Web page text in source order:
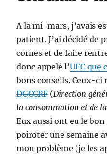
A la mi-mars, j’avais
patient. J’ai décidé de
cornes et de faire
donc appelé l’UFC que
bons conseils. Ceux-ci
DGCCRF(Direction
la consommation et de
Eux aussi ont eu le
poiroter une semaine
mon problème (je les